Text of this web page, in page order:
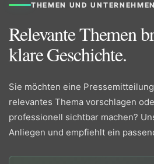
THEMEN UND UNTERNEHMEN
Relevante Themen
klare Geschichte.
Sie möchten eine
relevantes Thema vorschlagen
professionell sichtbar machen?
Anliegen und empfiehlt ein